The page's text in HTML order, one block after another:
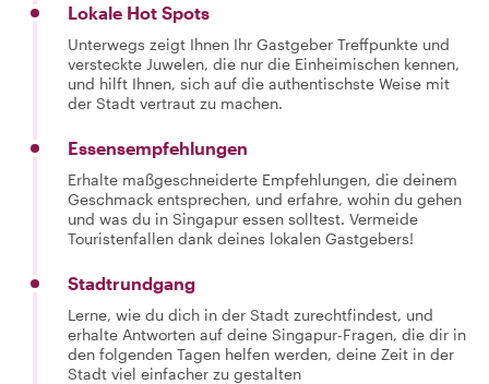
Lokale Hot Spots
Unterwegs zeigt Ihnen Ihr Gastgeber Treffpunkte und
versteckte Juwelen, die nur die Einheimischen kennen,
und hilft Ihnen, sich auf die authentischste Weise mit
der Stadt vertraut zu machen.
Essensempfehlungen
Erhalte maßgeschneiderte Empfehlungen, die deinem
Geschmack entsprechen, und erfahre, wohin du gehen
und was du in Singapur essen solltest. Vermeide
Touristenfallen dank deines lokalen Gastgebers!
Stadtrundgang
Lerne, wie du dich in der Stadt zurechtfindest, und
erhalte Antworten auf deine Singapur-Fragen, die dir in
den folgenden Tagen helfen werden, deine Zeit in der
Stadt viel einfacher zu gestalten